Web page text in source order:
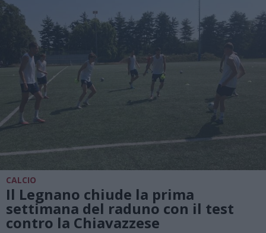
CALCIO
Il Legnano chiude la prima
settimana del raduno con il test
contro la Chiavazzese